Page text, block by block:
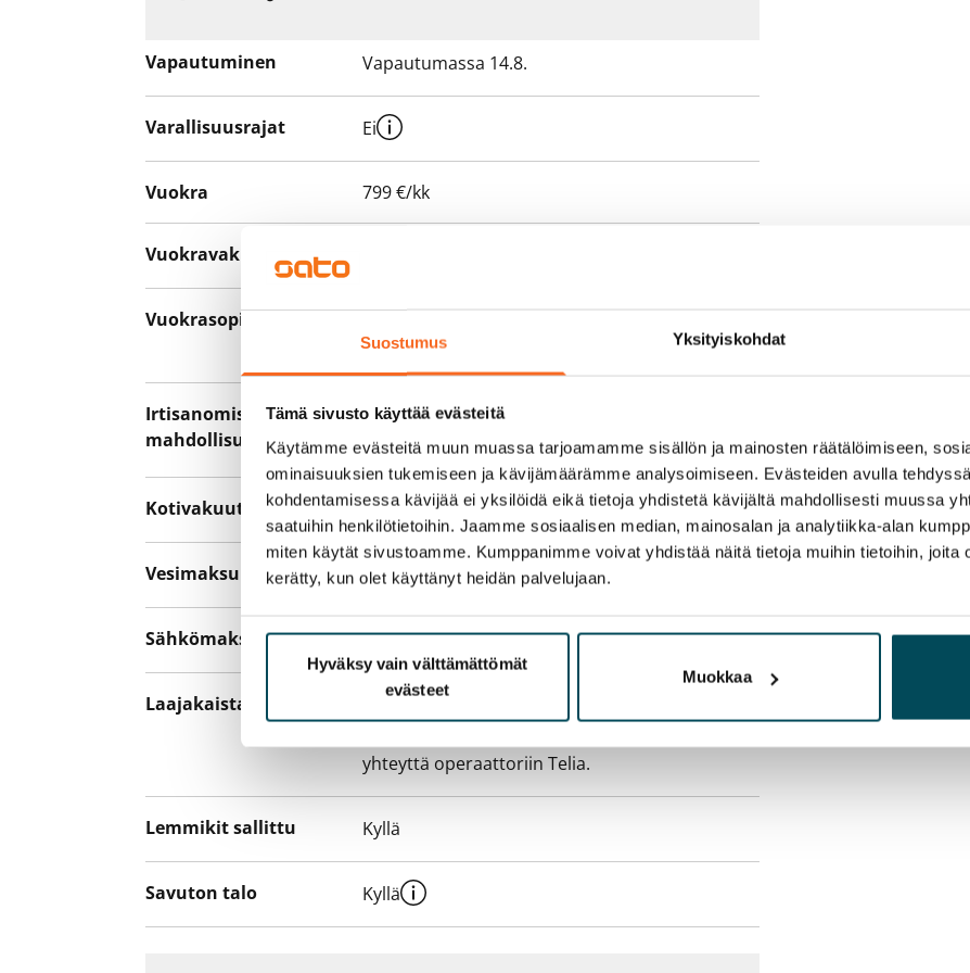
Suostumus Yksityiskohdat
Tämä sivusto käyttää evästeitä
Käytämme evästeitä muun muassa tarjoamamme sisällön ja mainosten räätälöimiseen,
ominaisuuksien tukemiseen ja kävijämäärämme analysoimiseen. Evästeiden avulla
kohdentamisessa kävijää ei yksilöidä eikä tietoja yhdistetä kävijältä mahdollisesti muussa
saatuihin henkilötietoihin. Jaamme sosiaalisen median, mainosalan ja analytiikka-alan
miten käytät sivustoamme. Kumppanimme voivat yhdistää näitä tietoja muihin tietoihin, joita
kerätty, kun olet käyttänyt heidän palvelujaan.
Hyväksy vain välttämättömät
evästeet
Muokkaa
Vapautuminen Vapautumassa 14.8.
Varallisuusrajat Ei
Vuokra 799 €/kk
Vuokravakuus
Vuokrasopimus
asumisaika 12 kk
Irtisanomis­
mahdollisuus
12 kk vuokrasopimuksesta tai
sopimussakolla aiemmin
Kotivakuutus Pakollinen, ei sisälly vuokraan
Vesimaksu 27 €/hlö/kk
Sähkömaksu Vuokralainen solmii itse sähkösopimuksen.
Laajakaista
yhteyttä operaattoriin Telia.
Lemmikit sallittu Kyllä
Savuton talo Kyllä